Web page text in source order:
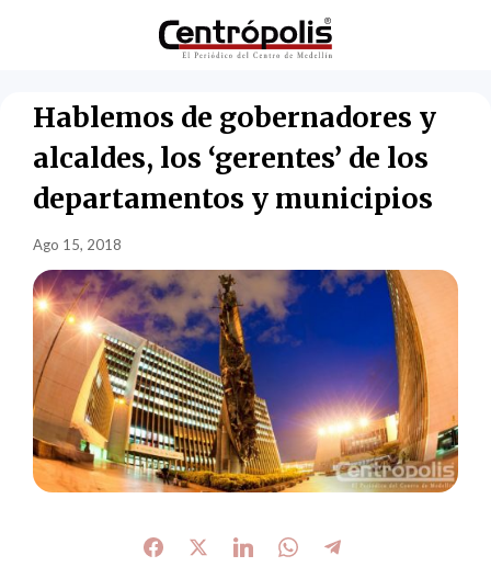
Hablemos de gobernadores y
alcaldes, los ‘gerentes’ de los
departamentos y municipios
Ago 15, 2018